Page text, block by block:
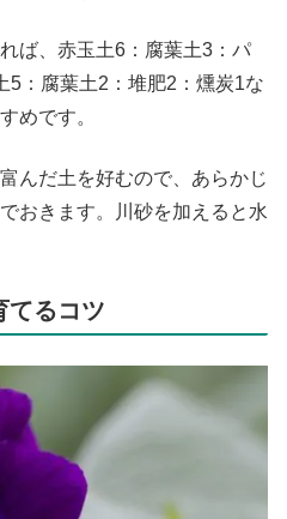
ば、赤玉土6：腐葉土3：パ
5：腐葉土2：堆肥2：燻炭1な
めです。
んだ土を好むので、あらかじ
おきます。川砂を加えると水
てるコツ